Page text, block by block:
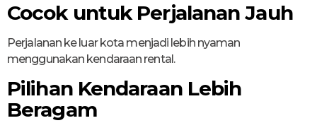
Cocok untuk Perjalanan Jauh
Perjalanan ke luar kota menjadi lebih nyaman
menggunakan kendaraan rental.
Pilihan Kendaraan Lebih
Beragam